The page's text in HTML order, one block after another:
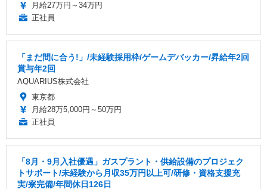
月給27万円～34万円
正社員
「まだ間に合う!」/未経験採用枠/ゲームデバッカー/昇給年2回
賞与年2回
AQUARIUS株式会社
東京都
月給28万5,000円～50万円
正社員
「8月・9月入社優遇」ガスプラント・供給設備のプロジェク
トサポート/未経験から月収35万円以上可/研修・資格支援充
実/寮完備/年間休日126日